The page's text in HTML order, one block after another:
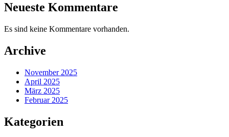
Neueste Kommentare
Es sind keine Kommentare vorhanden.
Archive
November 2025
April 2025
März 2025
Februar 2025
Kategorien